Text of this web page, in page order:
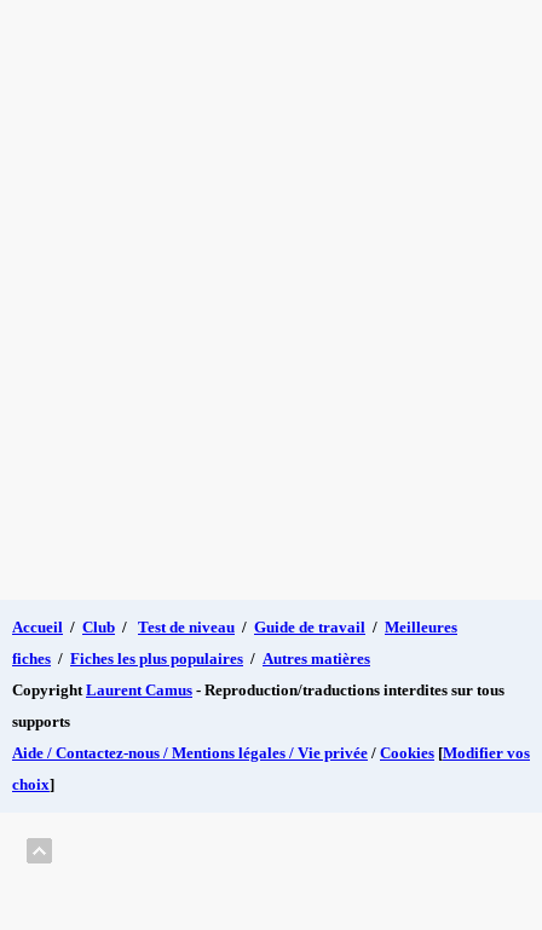
Accueil / Club / Test de niveau / Guide de travail / Meilleures
fiches / Fiches les plus populaires / Autres matières
Copyright Laurent Camus - Reproduction/traductions interdites sur tous
supports
Aide / Contactez-nous / Mentions légales / Vie privée / Cookies [Modifier vos
choix]